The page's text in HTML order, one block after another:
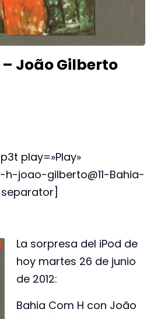
João Gilberto
play=»Play»
joao-gilberto@11-Bahia-
La sorpresa del iPod de
hoy martes 26 de junio
de 2012:
Bahia Com H con João